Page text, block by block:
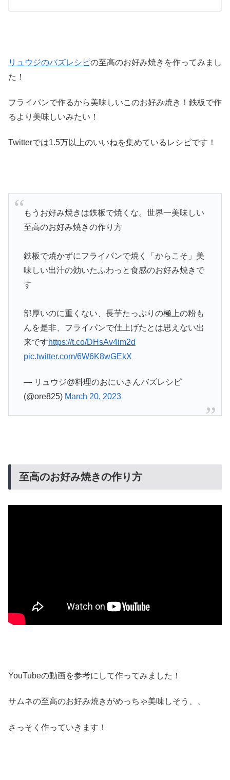
リュウジのバズレシピの至高のお好み焼きを作ってみまし
た！
フライパンで作るから美味しいこのお好み焼き！鉄板で作
るより美味しいみたい！
Twitterでは1.5万以上のいいねを集めているレシピです！
もうお好み焼きは鉄板で焼くな。世界一美味しい
至高のお好み焼きの作り方
鉄板で焼かずにフライパンで焼く「からこそ」美
味しい出汁の効いたふわっと食感のお好み焼きで
す
部厚いのに重くない、長芋たっぷりの極上の粉も
んを是非、フライパンで仕上げたとは思えない出
来ですhttps://t.co/DHsAv4im2d
pic.twitter.com/6W6K8wGEkX
— リュウジ@料理のおにいさんバズレシピ
(@ore825) March 20, 2023
至高のお好み焼きの作り方
YouTubeの動画を参考にして作ってみました！
サムネの至高のお好み焼きがめっちゃ美味しそう、、
さっそく作っていきます！